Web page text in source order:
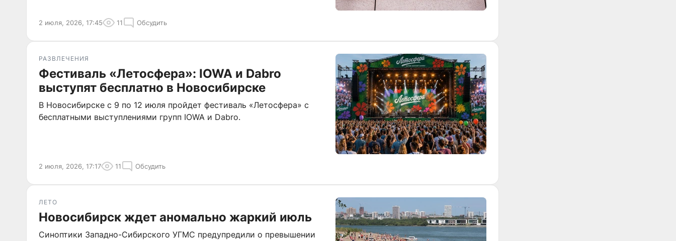
2 июля, 2026, 17:45 11 Обсудить
РАЗВЛЕЧЕНИЯ
Фестиваль «Летосфера»: IOWA и Dabro
выступят бесплатно в Новосибирске
В Новосибирске с 9 по 12 июля пройдет фестиваль «Летосфера» с
бесплатными выступлениями групп IOWA и Dabro.
2 июля, 2026, 17:17 11 Обсудить
ЛЕТО
Новосибирск ждет аномально жаркий июль
Синоптики Западно-Сибирского УГМС предупредили о превышении